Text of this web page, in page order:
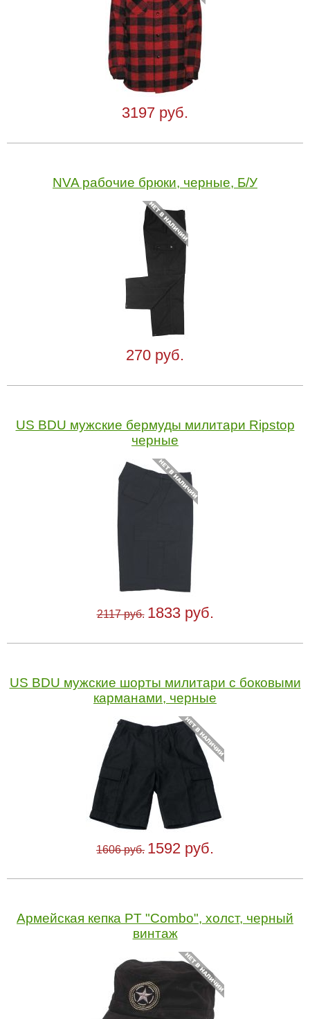
3197 руб.
NVA рабочие брюки, черные, Б/У
270 руб.
US BDU мужские бермуды милитари Ripstop
черные
2117 руб. 1833 руб.
US BDU мужские шорты милитари с боковыми
карманами, черные
1606 руб. 1592 руб.
Армейская кепка PT "Combo", холст, черный
винтаж